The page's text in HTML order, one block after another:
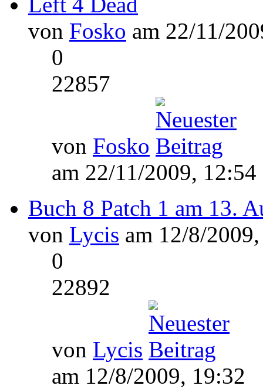
von Fosko am 22/11/
0
22857
von Fosko
am 22/11/2009, 12:54
Buch 8 Patch 1 am 13.
von Lycis am 12/8/
0
22892
von Lycis
am 12/8/2009, 19:32